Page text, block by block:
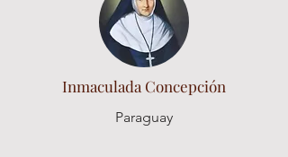
Inmaculada Concepción
Paraguay